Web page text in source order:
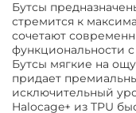
Бутсы
стремится к
сочетают
функциональности
Бутсы мягкие на
придает
исключительный
Halocage+ из TPU